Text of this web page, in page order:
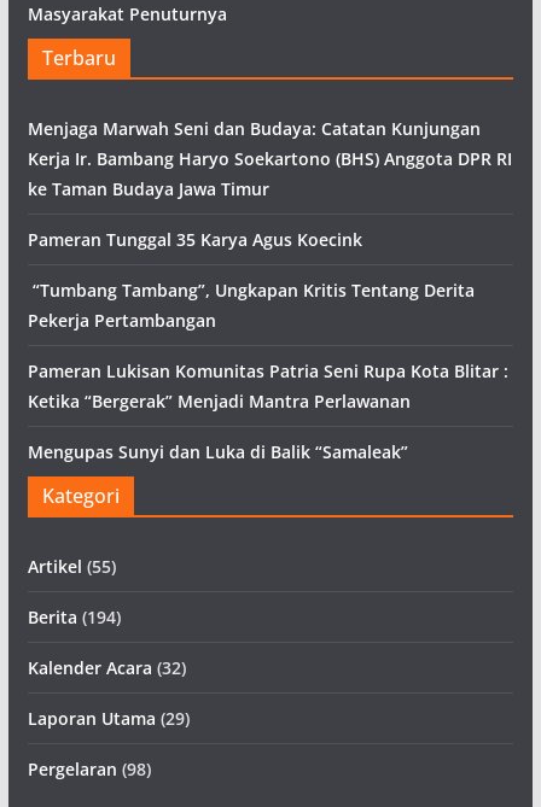
Masyarakat Penuturnya
Terbaru
Menjaga Marwah Seni dan Budaya: Catatan Kunjungan
Kerja Ir. Bambang Haryo Soekartono (BHS) Anggota DPR RI
ke Taman Budaya Jawa Timur
Pameran Tunggal 35 Karya Agus Koecink
“Tumbang Tambang”, Ungkapan Kritis Tentang Derita
Pekerja Pertambangan
Pameran Lukisan Komunitas Patria Seni Rupa Kota Blitar :
Ketika “Bergerak” Menjadi Mantra Perlawanan
Mengupas Sunyi dan Luka di Balik “Samaleak”
Kategori
Artikel (55)
Berita (194)
Kalender Acara (32)
Laporan Utama (29)
Pergelaran (98)